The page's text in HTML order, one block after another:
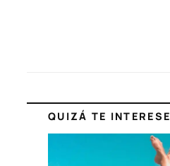
QUIZÁ TE INTERESE